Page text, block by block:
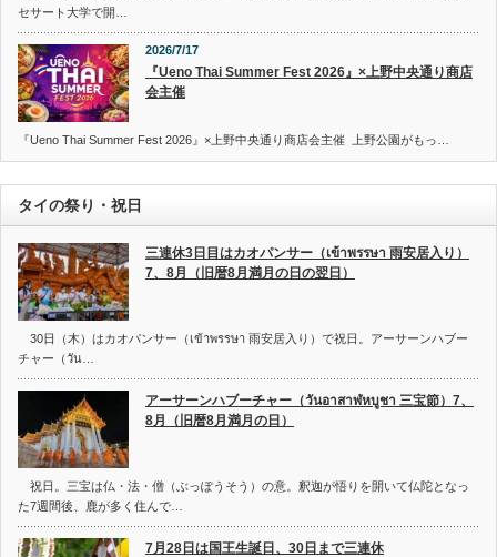
セサート大学で開…
2026/7/17
『Ueno Thai Summer Fest 2026』×上野中央通り商店
会主催
『Ueno Thai Summer Fest 2026』×上野中央通り商店会主催 上野公園がもっ…
タイの祭り・祝日
三連休3日目はカオパンサー（เข้าพรรษา 雨安居入り）
7、8月（旧暦8月満月の日の翌日）
30日（木）はカオパンサー（เข้าพรรษา 雨安居入り）で祝日。アーサーンハブー
チャー（วัน…
アーサーンハブーチャー（วันอาสาฬหบูชา 三宝節）7、
8月（旧暦8月満月の日）
祝日。三宝は仏・法・僧（ぶっぽうそう）の意。釈迦が悟りを開いて仏陀となっ
た7週間後、鹿が多く住んで…
7月28日は国王生誕日、30日まで三連休